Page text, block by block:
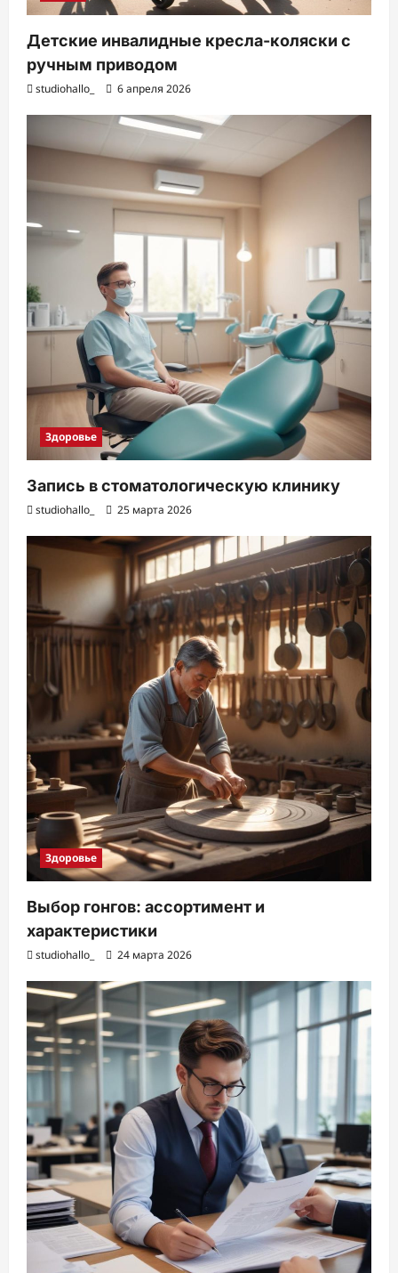
Детские инвалидные кресла-коляски с
ручным приводом
studiohallo_ 6 апреля 2026
Здоровье
Запись в стоматологическую клинику
studiohallo_ 25 марта 2026
Здоровье
Выбор гонгов: ассортимент и
характеристики
studiohallo_ 24 марта 2026